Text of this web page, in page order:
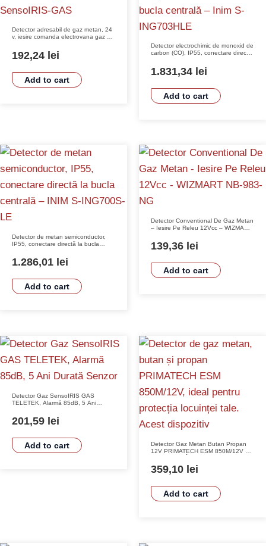
Detector adresabil de gaz metan, 24
v, iesire comanda electrovana gaz –
192,24 lei
Add to cart
Detector electrochimic de monoxid de
carbon (CO), IP55, conectare directă
ING703HLE
1.831,34 lei
Add to cart
Detector de metan semiconductor,
IP55, conectare directă la bucla
1.286,01 lei
Add to cart
Detector Conventional De Gaz Metan
– Iesire Pe Releu 12Vcc – WIZMART
139,36 lei
Add to cart
Detector Gaz SensoIRIS GAS
TELETEK, Alarmă 85dB, 5 Ani
201,59 lei
Add to cart
Detector Gaz Metan Butan Propan
12V PRIMATECH ESM 850M/12V –
Semnalizare Acustică și Optică
359,10 lei
Add to cart